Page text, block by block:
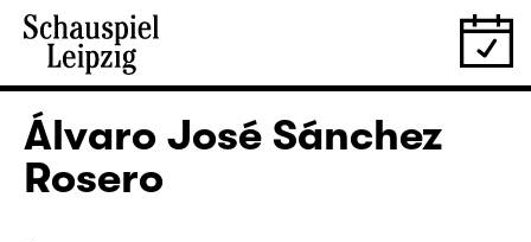
Álvaro José Sánchez
Rosero